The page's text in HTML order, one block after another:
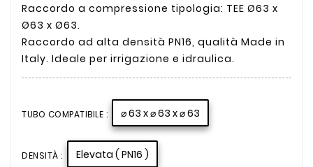
Raccordo a compressione tipologia: TEE Ø63 x
Ø63 x Ø63.
Raccordo ad alta densità PN16, qualità Made in
Italy. Ideale per irrigazione e idraulica.
TUBO COMPATIBILE : ⌀ 63 x ⌀ 63 x ⌀ 63
DENSITÀ : Elevata ( PN16 )